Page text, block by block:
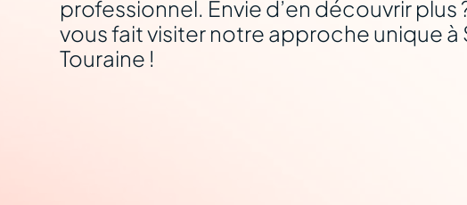
professionnel. Envie d’en découvrir plus
vous fait visiter notre approche unique
Touraine !